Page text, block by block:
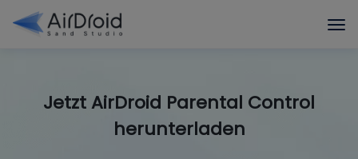
Jetzt AirDroid Parental Control
herunterladen